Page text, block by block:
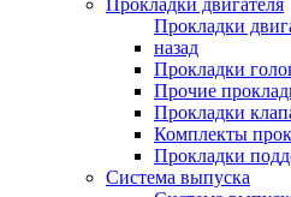
Прокладки двигателя
Прокладки
назад
Прокладки
Прочие
Прокладки
Комплекты
Прокладки
Система выпуска